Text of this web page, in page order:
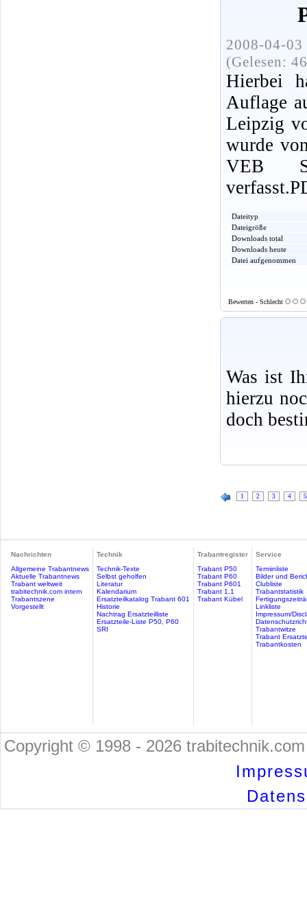
2008-04-
(Gelesen:
Hierbei
Auflage
Leipzig
wurde
VEB
Dateityp
Dateigröße
Downloads total
Downloads heute
Datei aufgenommen
Bewerten - Schlecht
Was ist
hierzu
doch
1 2 3 4 5
Nachrichten
Allgemeine Trabantnews
Aktuelle Trabantnews
Trabant weltweit
trabitechnik.com intern
Trabantszene
Vorgestellt
Technik
Technik-Texte
Selbst geholfen
Literatur
Kalendarium
Ersatzteilkatalog Trabant 601
Historie
Nachtrag Ersatzteilliste
Ersatzteile-Liste P50, P60
SRI
Trabantregister
Trabant P50
Trabant P60
Trabant P601
Trabant 1.1
Trabant Kübel
Service
Terminliste
Bilder und
Clubliste
Trabantstatistik
Linkliste
Impressum/
Trabantwitze
Trabant
Trabantkosten
Copyright © 1998 - 2026